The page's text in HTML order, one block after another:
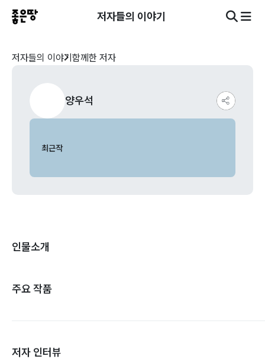
저자들의 이야기
저자들의 이야기 함께한 저자
양우석
최근작
인물소개
주요 작품
저자 인터뷰